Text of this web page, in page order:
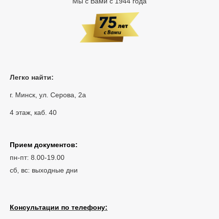
Легко найти:
г. Минск, ул. Серова, 2а
4 этаж, каб. 40
Прием документов:
пн-пт: 8.00-19.00
сб, вс: выходные дни
Консультации по телефону: